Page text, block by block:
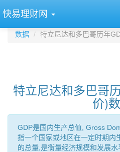
快易理财网
数据 特立尼达和多巴哥历年
特立尼达和多巴哥
价)
GDP是国内生产总值, Gross
指一个国家或地区在一定时期内
的总量,是衡量经济规模和发展水